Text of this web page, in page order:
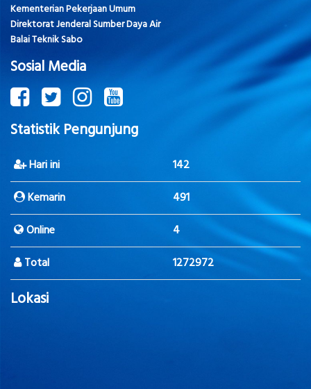
Kementerian Pekerjaan Umum
Direktorat Jenderal Sumber Daya Air
Balai Teknik Sabo
Sosial Media
Statistik Pengunjung
Hari ini
142
Kemarin
491
Online
4
Total
1272972
Lokasi